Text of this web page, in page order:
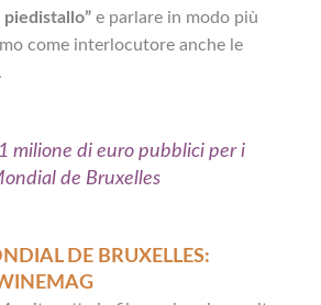
piedistallo” e parlare in modo più
come interlocutore anche le
milione di euro pubblici per i
de Bruxelles
DE BRUXELLES: